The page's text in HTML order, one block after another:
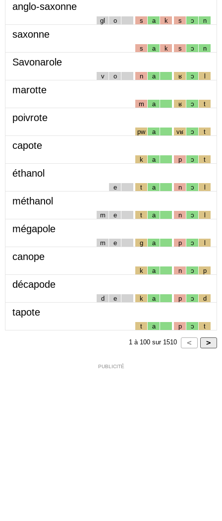
anglo-saxonne
gl o s a k s ɔ n
saxonne
s a k s ɔ n
Savonarole
v o n a ʁ ɔ l
marotte
m a ʁ ɔ t
poivrote
pw a vʁ ɔ t
capote
k a p ɔ t
éthanol
e t a n ɔ l
méthanol
m e t a n ɔ l
mégapole
m e g a p ɔ l
canope
k a n ɔ p
décapode
d e k a p ɔ d
tapote
t a p ɔ t
1 à 100 sur 1510
PUBLICITÉ